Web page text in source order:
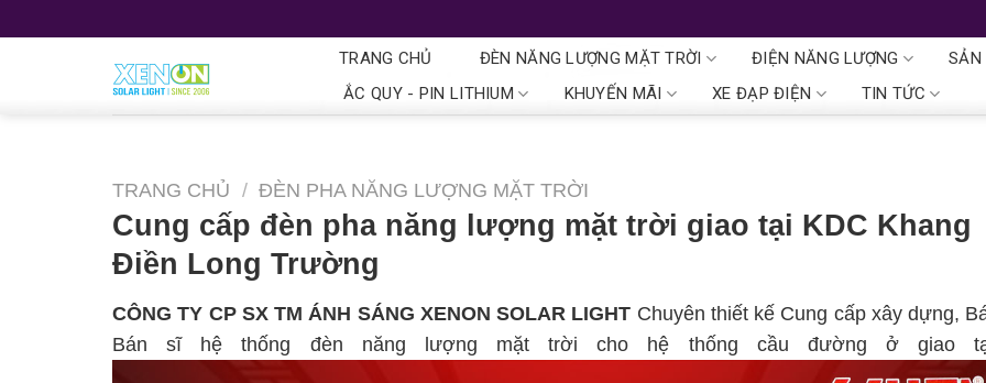
TRANG CHỦ ĐÈN NĂNG LƯỢNG MẶT TRỜI ĐIỆN NĂNG LƯỢNG
SẢN
ẮC QUY - PIN LITHIUM
KHUYẾN MÃI XE ĐẠP ĐIỆN TIN TỨC
TRANG CHỦ / ĐÈN PHA NĂNG LƯỢNG MẶT TRỜI
Cung cấp đèn pha năng lượng mặt trời giao tại KDC Khang
Điền Long Trường
CÔNG TY CP SX TM ÁNH SÁNG XENON SOLAR LIGHT Chuyên thiết kế Cung cấp xây dựng,
Bán sĩ hệ thống đèn năng lượng mặt trời cho hệ thống cầu đường ở giao